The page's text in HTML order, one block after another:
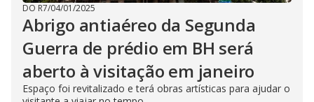
DO R7/04/01/2025
Abrigo antiaéreo da Segunda
Guerra de prédio em BH será
aberto à visitação em janeiro
Espaço foi revitalizado e terá obras artísticas para ajudar o